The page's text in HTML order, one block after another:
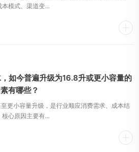
模式、渠道变...
如今普遍升级为16.8升或更小容量的
有哪些？
更小容量升级，是行业顺应消费需求、成本结
心原因主要有...